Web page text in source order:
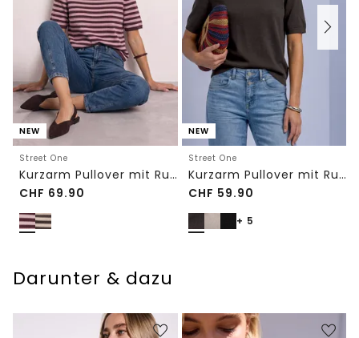
NEW
Street One
Kurzarm Pullover mit Rundhals und Streifen
CHF 69.90
NEW
Street One
Kurzarm Pullover mit Rundhals in Unifarbe
CHF 59.90
+ 5
Darunter & dazu